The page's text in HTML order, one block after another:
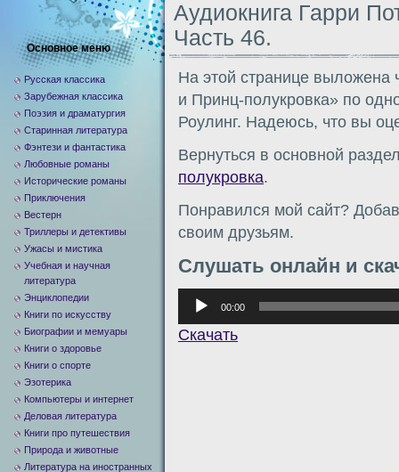
Аудиокнига Гарри
Часть 46.
На этой странице выложена
и Принц-полукровка» по
Роулинг. Надеюсь, что вы
Вернуться в основной
полукровка.
Понравился мой сайт?
своим друзьям.
Слушать онлайн и
Аудиоплеер
00:00
Скачать
Основное меню
Русская классика
Зарубежная классика
Поэзия и драматургия
Старинная литература
Фэнтези и фантастика
Любовные романы
Исторические романы
Приключения
Вестерн
Триллеры и детективы
Ужасы и мистика
Учебная и научная
литература
Энциклопедии
Книги по искусству
Биографии и мемуары
Книги о здоровье
Книги о спорте
Эзотерика
Компьютеры и интернет
Деловая литература
Книги про путешествия
Природа и животные
Литература на иностранных